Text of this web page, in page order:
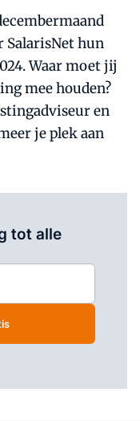
SalarisNet hun
Waar moet jij
mee houden?
en
je plek aan
tot alle